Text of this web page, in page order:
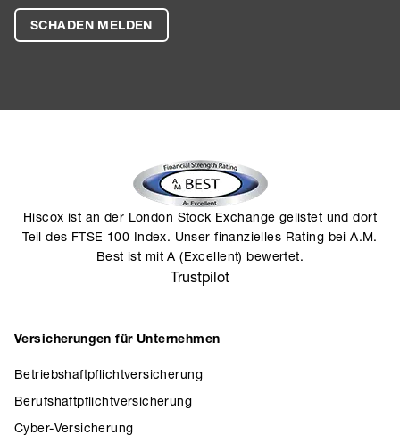
SCHADEN MELDEN
Hiscox ist an der London Stock Exchange gelistet und dort
Teil des FTSE 100 Index. Unser finanzielles Rating bei A.M.
Best ist mit A (Excellent) bewertet.
Trustpilot
Versicherungen für Unternehmen
Betriebshaftpflichtversicherung
Berufshaftpflichtversicherung
Cyber-Versicherung